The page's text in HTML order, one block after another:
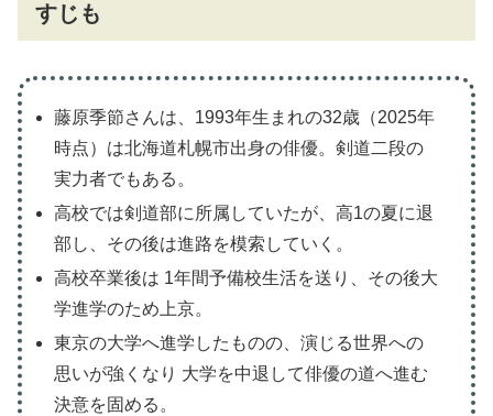
すじも
藤原季節さんは、1993年生まれの32歳（2025年
時点）は北海道札幌市出身の俳優。剣道二段の
実力者でもある。
高校では剣道部に所属していたが、高1の夏に退
部し、その後は進路を模索していく。
高校卒業後は 1年間予備校生活を送り、その後大
学進学のため上京。
東京の大学へ進学したものの、演じる世界への
思いが強くなり 大学を中退して俳優の道へ進む
決意を固める。